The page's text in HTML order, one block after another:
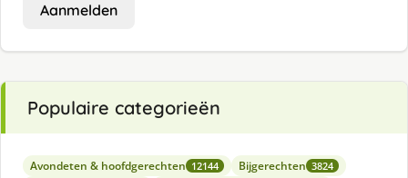
Aanmelden
Populaire categorieën
Avondeten & hoofdgerechten 12144 Bijgerechten 3824